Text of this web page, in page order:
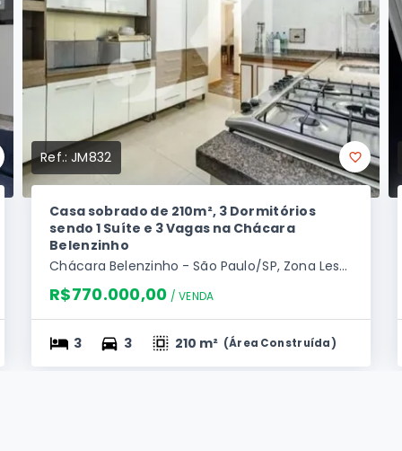
Ref.:JM832
Casa sobrado de 210m², 3 Dormitórios
sendo 1 Suíte e 3 Vagas na Chácara
Belenzinho
Chácara Belenzinho - São Paulo/SP, Zona Leste
R$770.000,00 / VENDA
3 3 210 m² (Área Construída)